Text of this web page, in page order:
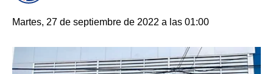
Martes, 27 de septiembre de 2022 a las 01:00